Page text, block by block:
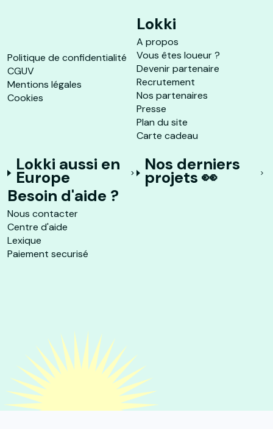
Politique de confidentialité
CGUV
Mentions légales
Cookies
Lokki
A propos
Vous êtes loueur ?
Devenir partenaire
Recrutement
Nos partenaires
Presse
Plan du site
Carte cadeau
Lokki aussi en
Europe
Nos derniers
projets 👀
Besoin d'aide ?
Nous contacter
Centre d'aide
Lexique
Paiement securisé